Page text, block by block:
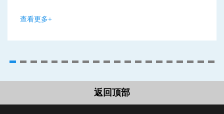
查看更多+
返回顶部